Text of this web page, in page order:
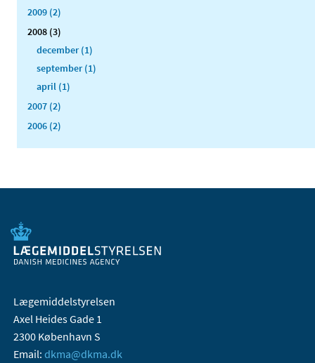
2009 (2)
2008 (3)
december (1)
september (1)
april (1)
2007 (2)
2006 (2)
Lægemiddelstyrelsen
Axel Heides Gade 1
2300 København S
Email: dkma@dkma.dk